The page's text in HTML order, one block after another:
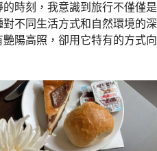
時刻，我意識到旅行不僅僅是
不同生活方式和自然環境的深
陽高照，卻用它特有的方式向